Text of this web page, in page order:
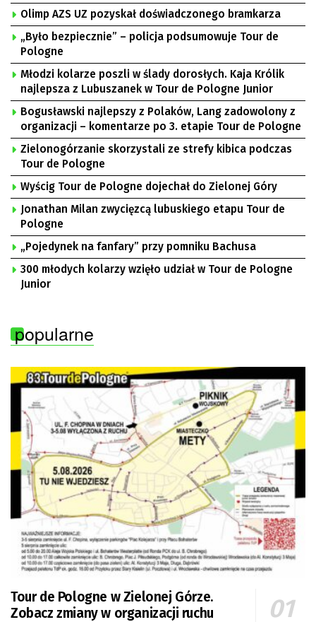
Olimp AZS UZ pozyskał doświadczonego bramkarza
„Było bezpiecznie” – policja podsumowuje Tour de
Pologne
Młodzi kolarze poszli w ślady dorosłych. Kaja Królik
najlepsza z Lubuszanek w Tour de Pologne Junior
Bogusławski najlepszy z Polaków, Lang zadowolony z
organizacji – komentarze po 3. etapie Tour de Pologne
Zielonogórzanie skorzystali ze strefy kibica podczas
Tour de Pologne
Wyścig Tour de Pologne dojechał do Zielonej Góry
Jonathan Milan zwycięzcą lubuskiego etapu Tour de
Pologne
„Pojedynek na fanfary” przy pomniku Bachusa
300 młodych kolarzy wzięło udział w Tour de Pologne
Junior
popularne
Tour de Pologne w Zielonej Górze.
Zobacz zmiany w organizacji ruchu